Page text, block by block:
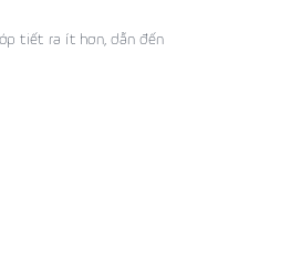
tiết ra ít hơn, dẫn đến